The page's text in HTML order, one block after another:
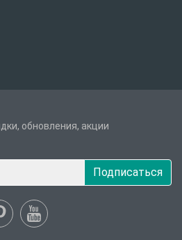
обновления, акции
Подписаться